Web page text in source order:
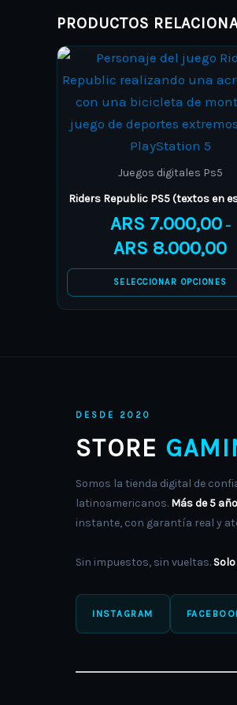
PRODUCTOS
Juegos digitales Ps5
Riders Republic PS5 (textos en
ARS 7.000,00 –
ARS 8.000,00
SELECCIONAR OPCIONES
This
product
has
multiple
variants.
The
be
chosen
on
the
DESDE 2020
STORE
Somos la tienda digital de
latinoamericanos. Más de 5
instante, con garantía real y
Sin impuestos, sin vueltas.
INSTAGRAM